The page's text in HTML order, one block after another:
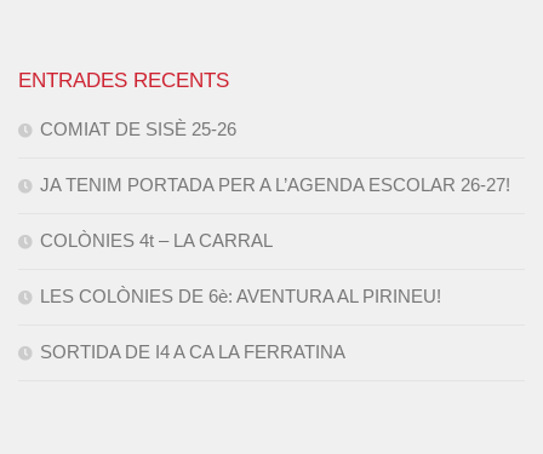
ENTRADES RECENTS
COMIAT DE SISÈ 25-26
JA TENIM PORTADA PER A L’AGENDA ESCOLAR 26-27!
COLÒNIES 4t – LA CARRAL
LES COLÒNIES DE 6è: AVENTURA AL PIRINEU!
SORTIDA DE I4 A CA LA FERRATINA